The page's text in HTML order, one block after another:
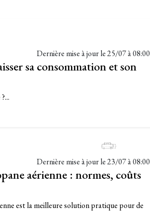
Dernière mise à jour le25/07 à 08:00
sa consommation et son
Dernière mise à jour le23/07 à 08:00
aérienne : normes, coûts
est la meilleure solution pratique pour de